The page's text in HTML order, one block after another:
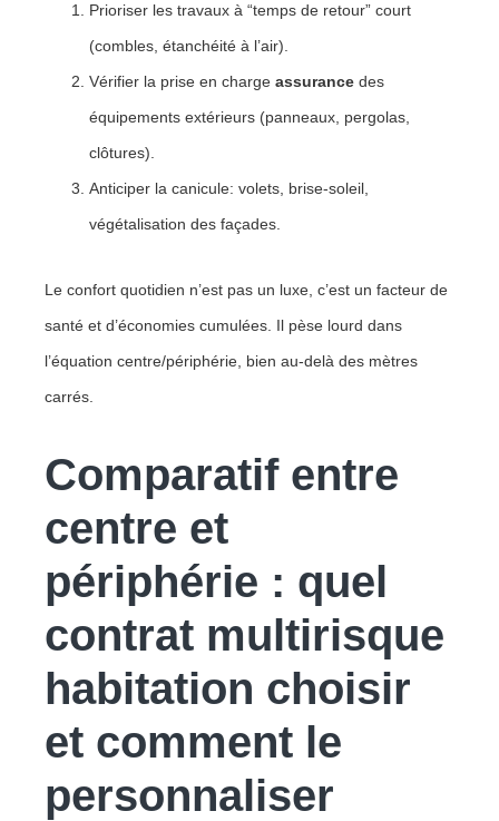
Prioriser les travaux à “temps de retour” court
(combles, étanchéité à l’air).
Vérifier la prise en chargeassurance des
équipements extérieurs (panneaux, pergolas,
clôtures).
Anticiper la canicule: volets, brise-soleil,
végétalisation des façades.
Le confort quotidien n’est pas un luxe, c’est un facteur de
santé et d’économies cumulées. Il pèse lourd dans
l’équation centre/périphérie, bien au-delà des mètres
carrés.
Comparatif entre
centre et
périphérie : quel
contrat multirisque
habitation choisir
et comment le
personnaliser